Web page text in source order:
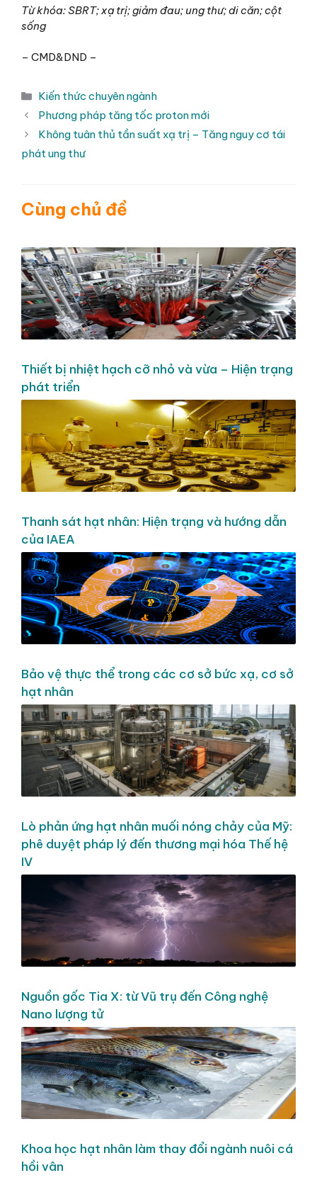
Từ khóa: SBRT;xạ trị; giảm đau; ung thư; di căn; cột
sống
– CMD&DND –
Danh
mục
Kiến thức chuyên ngành
Phương pháp tăng tốc proton mới
Không tuân thủ tần suất xạ trị – Tăng nguy cơ tái
phát ung thư
Cùng chủ đề
Thiết bị nhiệt hạch cỡ nhỏ và vừa – Hiện trạng
phát triển
Thanh sát hạt nhân: Hiện trạng và hướng dẫn
của IAEA
Bảo vệ thực thể trong các cơ sở bức xạ, cơ sở
hạt nhân
Lò phản ứng hạt nhân muối nóng chảy của Mỹ:
phê duyệt pháp lý đến thương mại hóa Thế hệ
IV
Nguồn gốc Tia X: từ Vũ trụ đến Công nghệ
Nano lượng tử
Khoa học hạt nhân làm thay đổi ngành nuôi cá
hồi vân